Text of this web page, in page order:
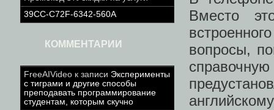
39CC-C72F-6342-560A
КОММЕНТАРИИ
FreeAIVideo к записи Эксперименты
с тиграми и другие способы
преподавать программирование
студентам, которым скучно
Вместо
вопросы,